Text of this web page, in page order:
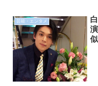
芸能・エンタメ